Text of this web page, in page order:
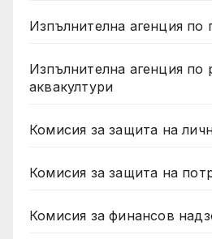
Изпълнителна агенция по
Изпълнителна агенция по
аквакултури
Комисия за защита на
Комисия за защита на
Комисия за финансов